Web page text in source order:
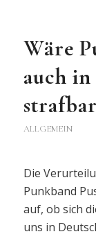
Wäre
auch
ALLGEMEIN
Die
Punkband
auf, ob sich
uns in